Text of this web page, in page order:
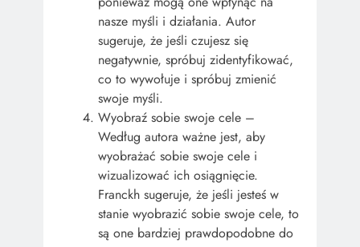
nasze myśli i działania. Autor
sugeruje, że ​​jeśli czujesz się
negatywnie, spróbuj zidentyfikować,
co to wywołuje i spróbuj zmienić
swoje myśli.
Wyobraź sobie swoje cele –
Według autora ważne jest, aby
wyobrażać sobie swoje cele i
wizualizować ich osiągnięcie.
Franckh sugeruje, że ​​jeśli jesteś w
stanie wyobrazić sobie swoje cele, to
są one bardziej prawdopodobne do